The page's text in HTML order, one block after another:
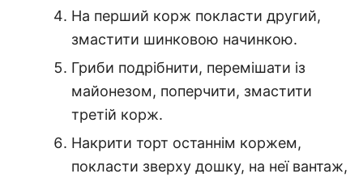
На перший корж покласти другий,
змастити шинковою начинкою.
Гриби подрібнити, перемішати із
майонезом, поперчити, змастити
третій корж.
Накрити торт останнім коржем,
покласти зверху дошку, на неї вантаж,